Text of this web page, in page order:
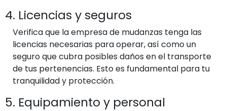
4. Licencias y seguros
Verifica que la empresa de mudanzas tenga las
licencias necesarias para operar, así como un
seguro que cubra posibles daños en el transporte
de tus pertenencias. Esto es fundamental para tu
tranquilidad y protección.
5. Equipamiento y personal